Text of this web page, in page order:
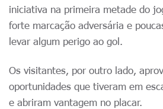
iniciativa na primeira metade do
forte marcação adversária e
levar algum perigo ao gol.
Os visitantes, por outro lado,
oportunidades que tiveram em
e abriram vantagem no placar.